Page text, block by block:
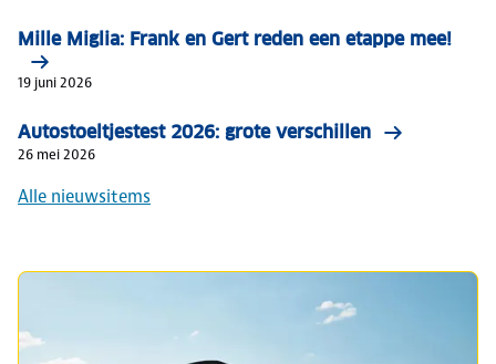
Mille Miglia: Frank en Gert reden een etappe mee!
19 juni 2026
Autostoeltjestest 2026: grote verschillen
26 mei 2026
Alle nieuwsitems